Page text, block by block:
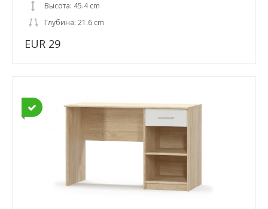
Высота: 45.4 cm
Глубина: 21.6 cm
EUR 29